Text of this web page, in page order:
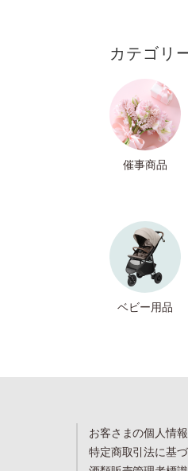
カテゴリ
催事商品
ベビー用品
お客さまの個人情
特定商取引法に基